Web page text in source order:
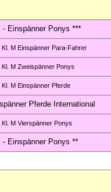
- Einspänner Ponys ***
M Einspänner Para-Fahrer
M Zweispänner Ponys
M Einspänner Pferde
Pferde International
M Vierspänner Ponys
- Einspänner Ponys **